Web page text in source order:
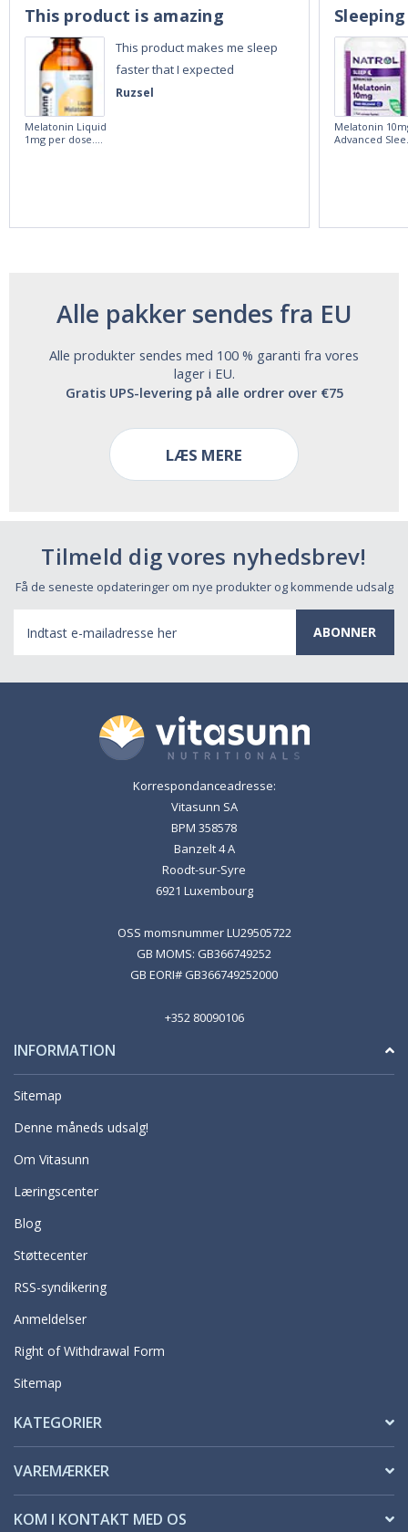
Ruzsel
This product is amazing
This product makes me sleep
faster that I expected
Melatonin Liquid
1mg per dose.
Melatonin
Advanced
Alle pakker sendes fra EU
Alle produkter sendes med 100 % garanti fra vores
lager i EU.
Gratis UPS-levering på alle ordrer over €75
LÆS MERE
Tilmeld dig vores nyhedsbrev!
Få de seneste opdateringer om nye produkter og kommende udsalg
mail-
adresse
Korrespondanceadresse:
Vitasunn SA
BPM 358578
Banzelt 4 A
Roodt-sur-Syre
6921 Luxembourg
OSS momsnummer LU29505722
GB MOMS: GB366749252
GB EORI# GB366749252000
+352 80090106
INFORMATION
Sitemap
Denne måneds udsalg!
Om Vitasunn
Læringscenter
Blog
Støttecenter
RSS-syndikering
Anmeldelser
Right of Withdrawal Form
Sitemap
KATEGORIER
VAREMÆRKER
KOM I KONTAKT MED OS